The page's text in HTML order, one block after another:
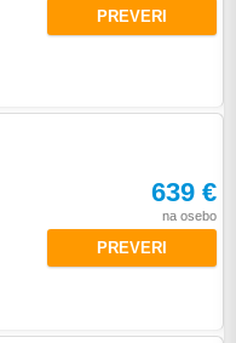
PREVERI
639 €
na osebo
PREVERI